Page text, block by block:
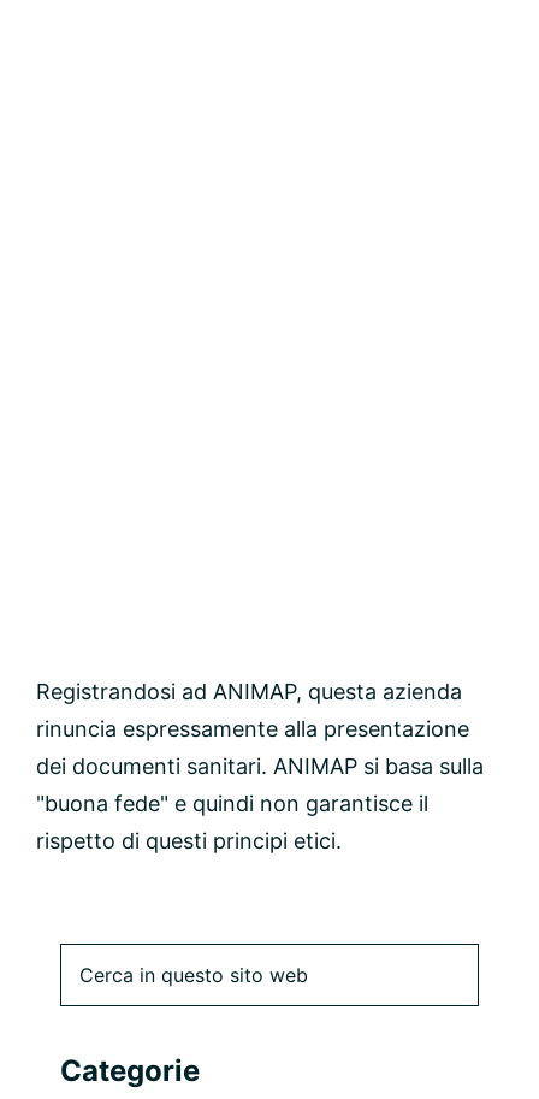
Registrandosi ad ANIMAP, questa azienda
rinuncia espressamente alla presentazione
dei documenti sanitari. ANIMAP si basa sulla
"buona fede" e quindi non garantisce il
rispetto di questi principi etici.
Barra
laterale
primaria
web
Categorie